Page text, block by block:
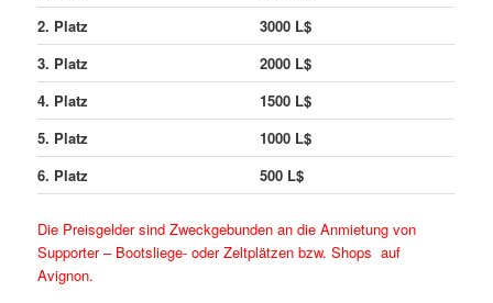
2. Platz
3000 L$
3. Platz
2000 L$
4. Platz
1500 L$
5. Platz
1000 L$
6. Platz
500 L$
Die Preisgelder sind Zweckgebunden an die Anmietung von
Supporter – Bootsliege- oder Zeltplätzen bzw. Shops auf
Avignon.